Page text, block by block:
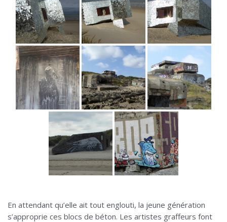
En attendant qu’elle ait tout englouti, la jeune génération
s’approprie ces blocs de béton. Les artistes graffeurs font